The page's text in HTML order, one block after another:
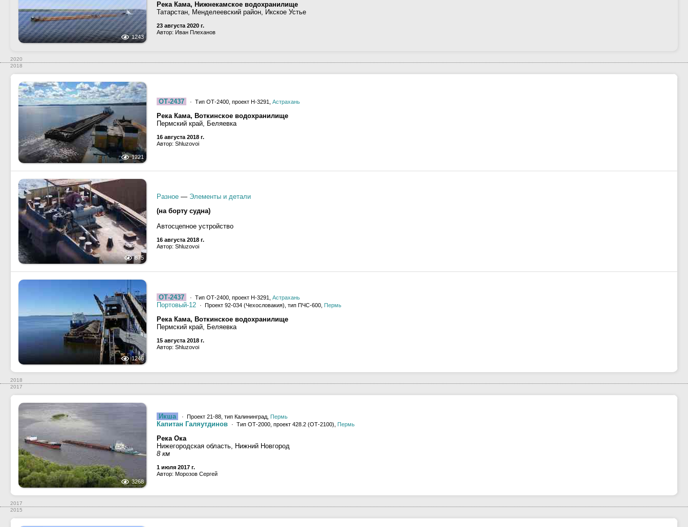
1243
Река Кама, Нижнекамское водохранилище
Татарстан, Менделеевский район, Икское Устье
23 августа 2020 г.
Автор: Иван Плеханов
2020
2018
1221
ОТ-2437 · Тип ОТ-2400, проект H-3291, Астрахань
Река Кама, Воткинское водохранилище
Пермский край, Беляевка
16 августа 2018 г.
Автор: Shluzovoi
875
Разное — Элементы и детали
(на борту судна)
Автосцепное устройство
16 августа 2018 г.
Автор: Shluzovoi
1246
ОТ-2437 · Тип ОТ-2400, проект H-3291, Астрахань
Портовый-12 · Проект 92-034 (Чехословакия), тип ПЧС-600, Пермь
Река Кама, Воткинское водохранилище
Пермский край, Беляевка
15 августа 2018 г.
Автор: Shluzovoi
2018
2017
3268
Икша · Проект 21-88, тип Калининград, Пермь
Капитан Галяутдинов · Тип ОТ-2000, проект 428.2 (ОТ-2100), Пермь
Река Ока
Нижегородская область, Нижний Новгород
8 км
1 июля 2017 г.
Автор: Морозов Сергей
2017
2015